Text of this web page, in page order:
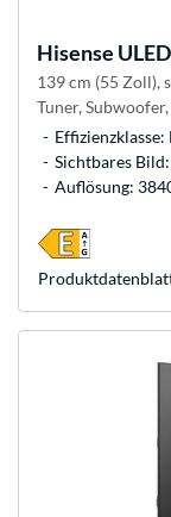
Hisense
139 cm (55 Zoll),
Tuner,
Effizienzklasse:
Sichtbares
Auflösung: